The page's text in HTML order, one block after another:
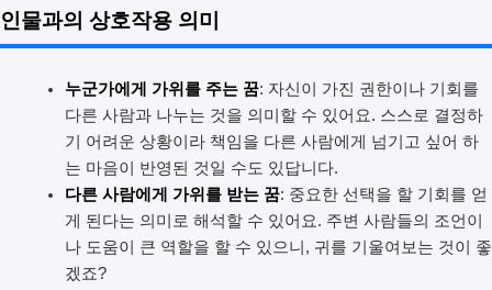
인물과의 상호작용 의미
누군가에게 가위를 주는 꿈: 자신이 가진 권한이나 기회를
다른 사람과 나누는 것을 의미할 수 있어요. 스스로 결정하
기 어려운 상황이라 책임을 다른 사람에게 넘기고 싶어 하
는 마음이 반영된 것일 수도 있답니다.
다른 사람에게 가위를 받는 꿈: 중요한 선택을 할 기회를 얻
게 된다는 의미로 해석할 수 있어요. 주변 사람들의 조언이
나 도움이 큰 역할을 할 수 있으니, 귀를 기울여보는 것이 좋
겠죠?